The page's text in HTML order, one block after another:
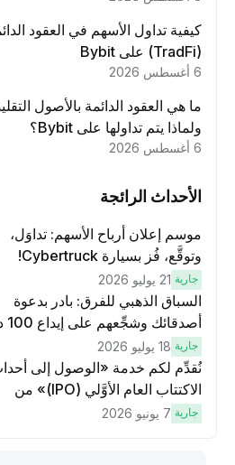
كيفية تداول الأسهم في العقود الدائمة
ولماذا يتم تداولها على Bybit؟
الأحداث الرائجة
موسم إعلان أرباح الأسهم: تداوَل،
وتوقَّع، فُز بسيارة Cybertruck!
جارية 21 يوليو 2026
السباق الذهبي للفرق: بادر بدعوة
أصدقائك وشجِّعهم على إيداع 100
لكسَب مكافآت مُضاعَفة
جارية 18 يوليو 2026
نُقدِّم لكم خدمة «الوصول إلى أحداث
الاكتتاب العام الأوَّلي (IPO)» من
Bybit، بوابتك للوصول المبكر إلى فرص
جارية 7 يونيو 2026